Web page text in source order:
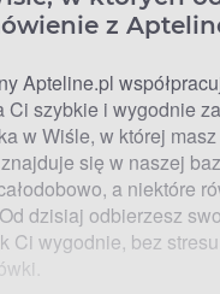
z
Apteline.pl
szybkie i wygodnie
w Wiśle, w której
się w naszej
a niektóre
dzisiaj odbierzesz
Ci wygodnie, bez